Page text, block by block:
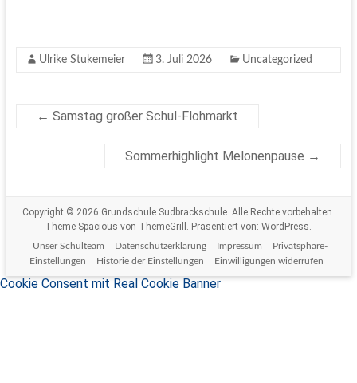
Ulrike Stukemeier 3. Juli 2026 Uncategorized
← Samstag großer Schul-Flohmarkt
Sommerhighlight Melonenpause →
Copyright © 2026 Grundschule Sudbrackschule. Alle Rechte vorbehalten.
Theme Spacious von ThemeGrill. Präsentiert von:WordPress.
Unser Schulteam Datenschutzerklärung Impressum
Privatsphäre-
Einstellungen
Historie der Einstellungen Einwilligungen widerrufen
Cookie Consent mit Real Cookie Banner